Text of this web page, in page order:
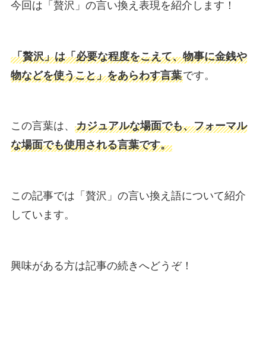
今回は「贅沢」の言い換え表現を紹介します！
「贅沢」は「必要な程度をこえて、物事に金銭や
物などを使うこと」をあらわす言葉です。
この言葉は、 カジュアルな場面でも、フォーマル
な場面でも使用される言葉です。
この記事では「贅沢」の言い換え語について紹介
しています。
興味がある方は記事の続きへどうぞ！